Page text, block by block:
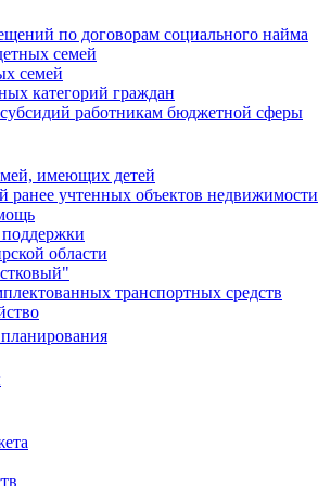
по договорам социального найма
семей
семей
категорий граждан
работникам бюджетной сферы
имеющих детей
ранее учтенных объектов недвижимости
области
транспортных средств